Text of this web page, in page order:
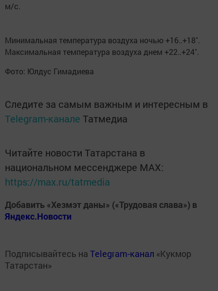
м/с.
Минимальная температура воздуха ночью +16..+18˚.
Максимальная температура воздуха днем +22..+24˚.
Фото: Юлдус Гимадиева
Следите за самым важным и интересным в
Telegram-канале Татмедиа
Читайте новости Татарстана в
национальном мессенджере MАХ:
https://max.ru/tatmedia
Добавить «Хезмэт даны» («Трудовая слава») в
Яндекс.Новости
Подписывайтесь на Telegram-канал «Кукмор
Татарстан»